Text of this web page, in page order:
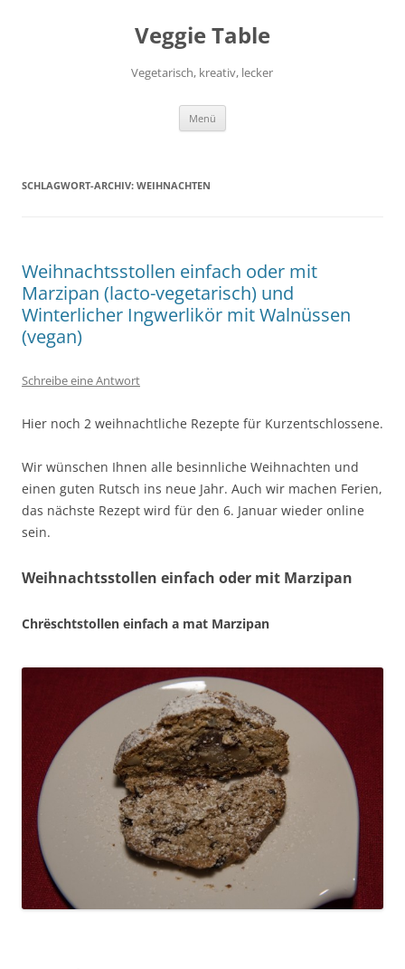
Veggie Table
Vegetarisch, kreativ, lecker
Menü
SCHLAGWORT-ARCHIV: WEIHNACHTEN
Weihnachtsstollen einfach oder mit
Marzipan (lacto-vegetarisch) und
Winterlicher Ingwerlikör mit Walnüssen
(vegan)
Schreibe eine Antwort
Hier noch 2 weihnachtliche Rezepte für Kurzentschlossene.
Wir wünschen Ihnen alle besinnliche Weihnachten und
einen guten Rutsch ins neue Jahr. Auch wir machen Ferien,
das nächste Rezept wird für den 6. Januar wieder online
sein.
Weihnachtsstollen einfach oder mit Marzipan
Chrëschtstollen einfach a mat Marzipan